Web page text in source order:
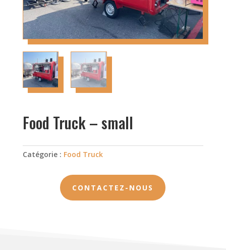
Food Truck – small
Catégorie : Food Truck
CONTACTEZ-NOUS